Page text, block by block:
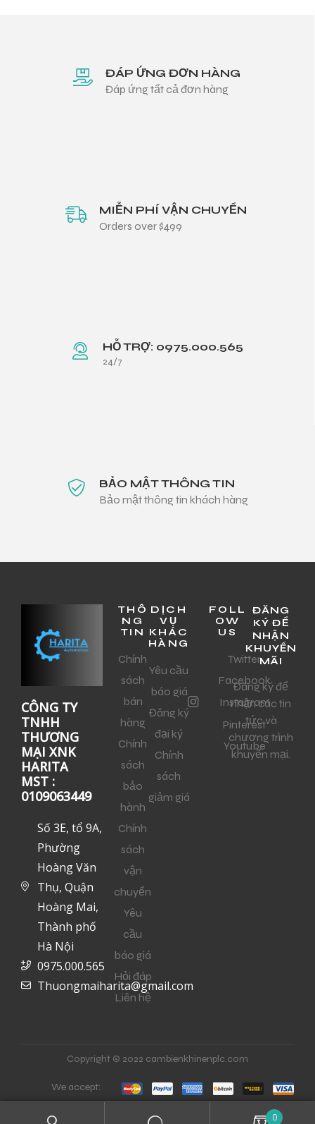
ĐÁP ỨNG ĐƠN HÀNG
Đáp ứng tất cả đơn hàng
MIỄN PHÍ VẬN CHUYỂN
Orders over $499
HỖ TRỢ: 0975.000.565
24/7
BẢO MẬT THÔNG TIN
Bảo mật thông tin khách hàng
CÔNG TY
TNHH
THƯƠNG
MẠI XNK
HARITA
MST :
0109063449
Số 3E, tổ 9A,
Phường
Hoàng Văn
Thụ, Quận
Hoàng Mai,
Thành phố
Hà Nội
0975.000.565
Thuongmaiharita@gmail.com
THÔ
NG
TIN
Chính
sách
bán
hàng
Chính
sách
bảo
hành
Chính
sách
vận
chuyển
Yêu
cầu
báo giá
Hỏi đáp
Liên hệ
DỊCH
VỤ
KHÁC
HÀNG
Yêu cầu
báo giá
Đăng ký
đại ký
Chính
sách
giảm giá
FOLL
OW
US
Twitter
Facebook
Instagram
Pinterest
Youtube
ĐĂNG
KÝ ĐỂ
NHẬN
KHUYẾN
MÃI
Đăng ký để
nhận các tin
tức và
chương trình
khuyến mại.
Copyright © 2022 cambienkhinenplc.com
We accept:
0